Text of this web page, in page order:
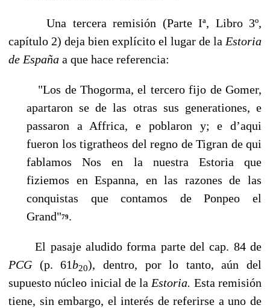
Una tercera remisión (Parte Iª, Libro 3º,
capítulo 2) deja bien explícito el lugar de la Estoria
de España a que hace referencia:
"Los de Thogorma, el tercero fijo de Gomer,
apartaron se de las otras sus generationes, e
passaron a Affrica, e poblaron y; e d’aqui
fueron los tigratheos del regno de Tigran de qui
fablamos Nos en la nuestra Estoria que
fiziemos en Espanna, en las razones de las
conquistas que contamos de Ponpeo el
Grand"79.
El pasaje aludido forma parte del cap. 84 de
PCG (p. 61b20), dentro, por lo tanto, aún del
supuesto núcleo inicial de la Estoria. Esta remisión
tiene, sin embargo, el interés de referirse a uno de